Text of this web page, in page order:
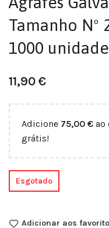
Tamanho Nº
1000
11,90€
Adicione 75,00 € ao
grátis!
Esgotado
Adicionar aos